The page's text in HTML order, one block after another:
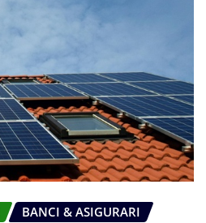
BANCI & ASIGURARI